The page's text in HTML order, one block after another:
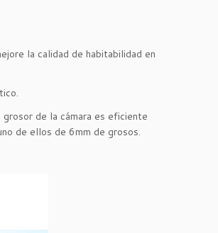
la calidad de habitabilidad en
de la cámara es eficiente
de ellos de 6mm de grosos.